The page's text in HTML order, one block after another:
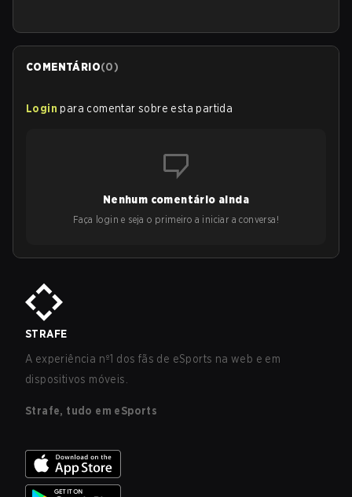
COMENTÁRIO(0)
Login para comentar sobre esta partida
Nenhum comentário ainda
Faça login e seja o primeiro a iniciar a conversa!
STRAFE
A experiência nº1 dos fãs de eSports na web e em
dispositivos móveis.
Strafe, tudo em eSports